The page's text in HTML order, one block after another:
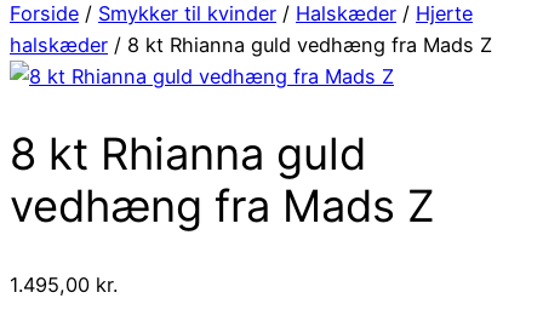
Forside / Smykker til kvinder / Halskæder / Hjerte
halskæder / 8 kt Rhianna guld vedhæng fra Mads Z
8 kt Rhianna guld
vedhæng fra Mads Z
1.495,00 kr.